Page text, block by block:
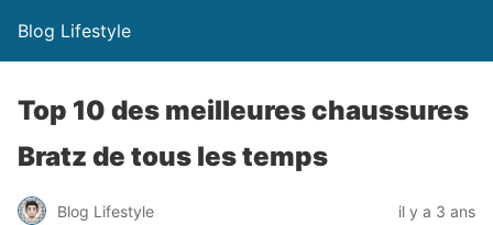
Blog Lifestyle
Top 10 des meilleures chaussures
Bratz de tous les temps
Blog Lifestyle il y a 3 ans